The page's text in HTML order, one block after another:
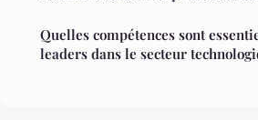
Quelles compétences sont
leaders dans le secteur